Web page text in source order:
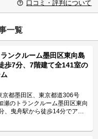
口コミ・評判について
一覧
ンクルーム墨田区東向島
歩7分、7階建て全141室の
瀬のトランクルーム墨田区東向
曳舟駅から徒歩14分でアク
運営会社は横浜市港北区に
75,000室以上（2021年1月現